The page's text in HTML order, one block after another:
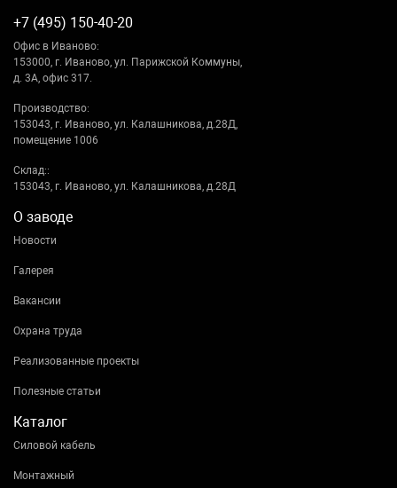
+7 (495) 150-40-20
Офис в Иваново:
153000, г. Иваново, ул. Парижской Коммуны,
д. 3А, офис 317.
Производство:
153043, г. Иваново, ул. Калашникова, д.28Д,
помещение 1006
Склад::
153043, г. Иваново, ул. Калашникова, д.28Д
О заводе
Новости
Галерея
Вакансии
Охрана труда
Реализованные проекты
Полезные статьи
Каталог
Силовой кабель
Монтажный